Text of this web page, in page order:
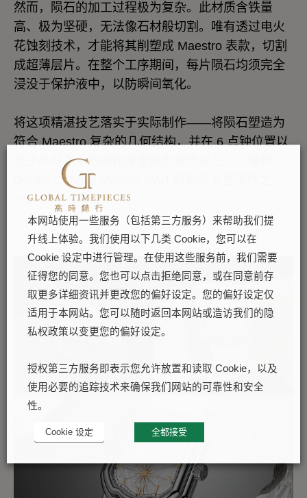
然而，陨石的加工过程极为复杂。此材质含铁量
高、极为坚硬，无法像石材般切割。唯有透过电火
花蚀刻技术，才能将其削塑成 Maestro 表款，切割
成超薄层片。在整个工序期间，每片陨石均须完全
浸没于保护液中，以防瞬间氧化。
将这项精湛技艺落实于实际制作——将陨石塑造为
符合 Maestro 复杂的几何结构，并在 6 点钟位置以
近乎外科手术般的精准度镌刻爆炸光芒——堪称
Gerald Charles Métiers d’Art 的巅峰工艺杰作之
一。
本网站使用一些服务（包括第三方服务）来帮助我们提
升线上体验。我们使用以下几类 Cookie，您可以在
Cookie 设定中进行管理。在使用这些服务前，我们需要
征得您的同意。您也可以点击拒绝同意，或在同意前存
取更多详细资讯并更改您的偏好设定。您的偏好设定仅
适用于本网站。您可以随时返回本网站或造访我们的隐
私权政策以变更您的偏好设定。
授权第三方服务即表示您允许放置和读取 Cookie，以及
使用必要的追踪技术来确保我们网站的可靠性和安全
性。
Cookie 设定 全都接受